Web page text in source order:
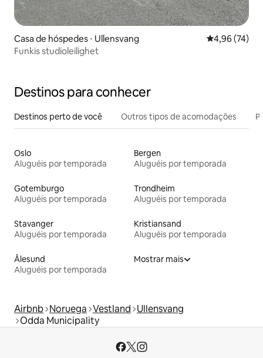
Casa de hóspedes ⋅ Ullensvang 4,96 de uma
4,96 (74)
Funkis studioleilighet
Destinos para conhecer
Destinos perto de você Outros tipos de acomodações
Oslo
Aluguéis por temporada
Bergen
Aluguéis por temporada
Gotemburgo
Aluguéis por temporada
Trondheim
Aluguéis por temporada
Stavanger
Aluguéis por temporada
Kristiansand
Aluguéis por temporada
Ålesund
Aluguéis por temporada
Mostrar mais
Airbnb Noruega Vestland Ullensvang
Odda Municipality